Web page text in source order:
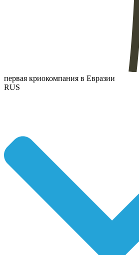
первая криокомпания в Евразии
RUS